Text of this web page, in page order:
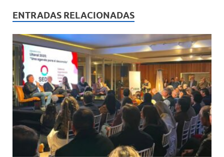
s
A
p
p
b
o
o
k
p
ar
ti
r
ENTRADAS RELACIONADAS